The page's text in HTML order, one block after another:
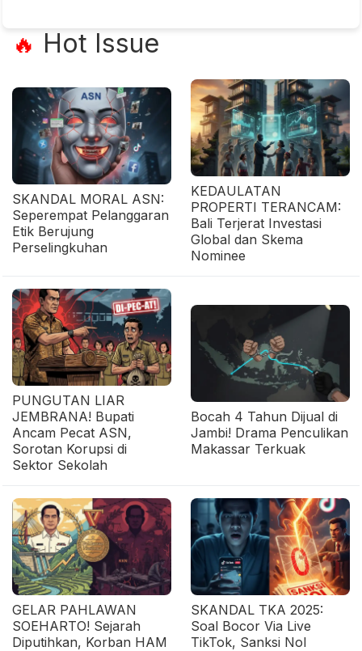
🔥 Hot Issue
SKANDAL MORAL ASN:
Seperempat Pelanggaran
Etik Berujung
Perselingkuhan
KEDAULATAN
PROPERTI TERANCAM:
Bali Terjerat Investasi
Global dan Skema
Nominee
PUNGUTAN LIAR
JEMBRANA! Bupati
Ancam Pecat ASN,
Sorotan Korupsi di
Sektor Sekolah
Bocah 4 Tahun Dijual di
Jambi! Drama Penculikan
Makassar Terkuak
GELAR PAHLAWAN
SOEHARTO! Sejarah
Diputihkan, Korban HAM
SKANDAL TKA 2025:
Soal Bocor Via Live
TikTok, Sanksi Nol